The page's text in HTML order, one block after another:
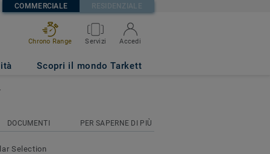
COMMERCIALE RESIDENZIALE
Chrono Range Servizi Accedi
Scopri il mondo Tarkett
DOCUMENTI PER SAPERNE DI PIÙ
Selection